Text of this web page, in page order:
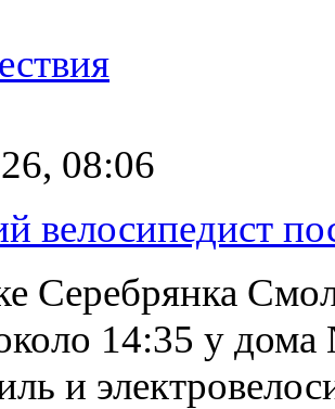
08:06
велосипедист
Серебрянка
14:35 у
и